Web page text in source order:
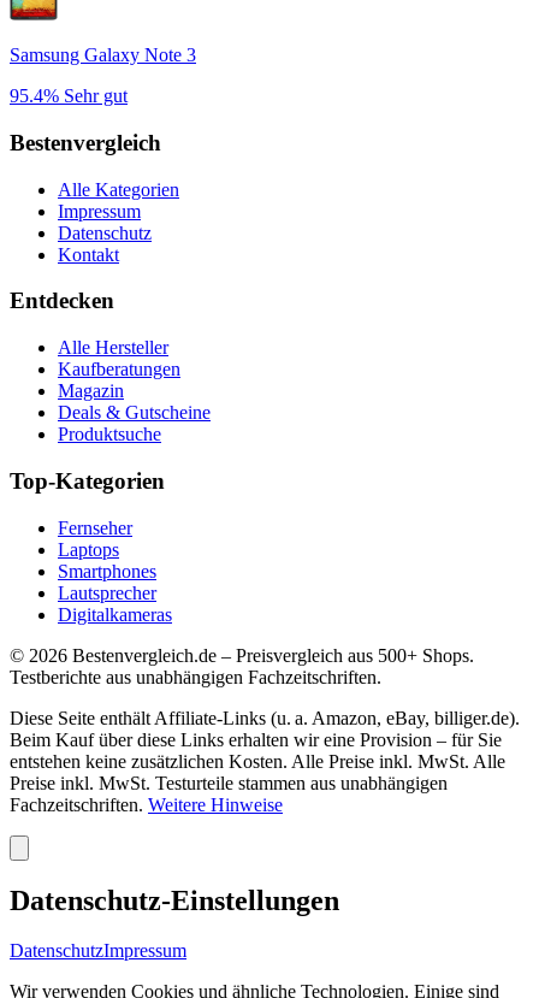
Samsung Galaxy Note 3
95.4% Sehr gut
Bestenvergleich
Alle Kategorien
Impressum
Datenschutz
Kontakt
Entdecken
Alle Hersteller
Kaufberatungen
Magazin
Deals & Gutscheine
Produktsuche
Top-Kategorien
Fernseher
Laptops
Smartphones
Lautsprecher
Digitalkameras
© 2026 Bestenvergleich.de – Preisvergleich aus 500+ Shops.
Testberichte aus unabhängigen Fachzeitschriften.
Diese Seite enthält Affiliate-Links (u. a. Amazon, eBay, billiger.de).
Beim Kauf über diese Links erhalten wir eine Provision – für Sie
entstehen keine zusätzlichen Kosten. Alle Preise inkl. MwSt. Alle
Preise inkl. MwSt. Testurteile stammen aus unabhängigen
Fachzeitschriften. Weitere Hinweise
Datenschutz-Einstellungen
DatenschutzImpressum
Wir verwenden Cookies und ähnliche Technologien. Einige sind